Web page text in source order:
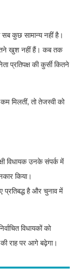
कुछ सामान्य नहीं है।
खुश नहीं हैं। कब तक
प्रतिपक्ष की कुर्सी कितने
मिलतीं, तो तेजस्वी को
विधायक उनके संपर्क में
किया।
प्रतिबद्ध है और चुनाव में
विधायकों को
राह पर आगे बढ़ेगा।